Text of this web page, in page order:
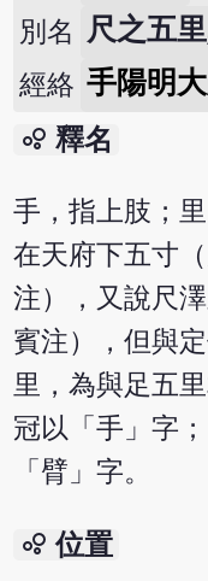
別名 尺之五
經絡 手陽明
bubble_chart 釋名
手，指上肢；
在天府下五寸
注），又說尺
賓注），但與
里，為與足五
冠以「手」字
「臂」字。
bubble_chart 位置